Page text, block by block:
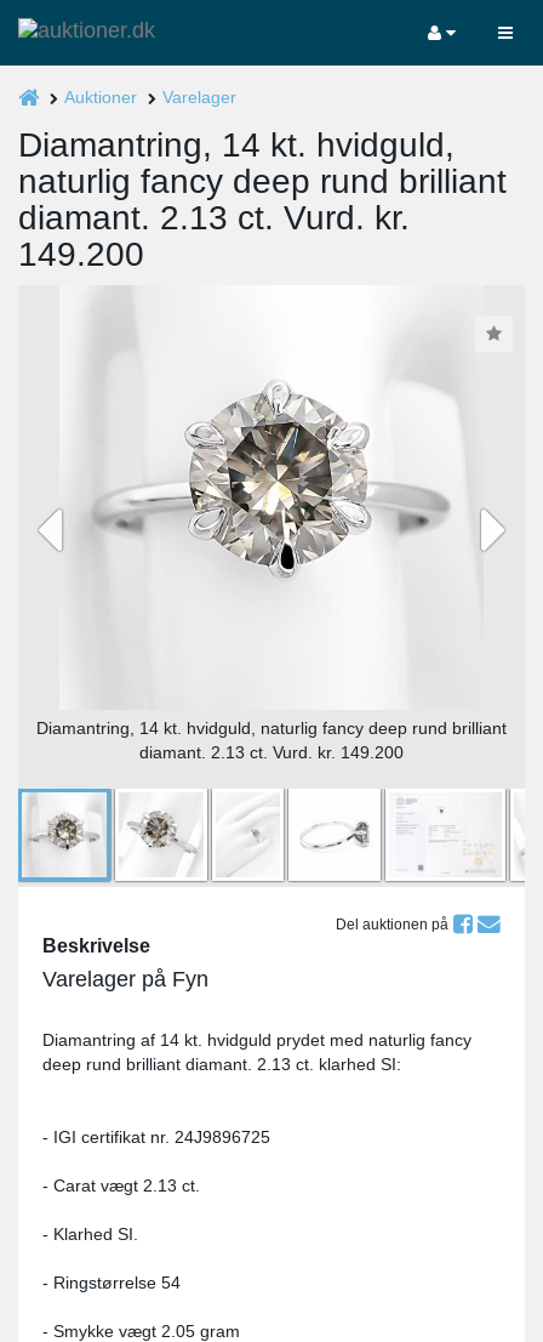
Auktioner Varelager
Diamantring, 14 kt. hvidguld,
naturlig fancy deep rund brilliant
diamant. 2.13 ct. Vurd. kr.
149.200
Diamantring, 14 kt. hvidguld, naturlig fancy deep rund brilliant
diamant. 2.13 ct. Vurd. kr. 149.200
Del auktionen på
Beskrivelse
Varelager på Fyn
Diamantring af 14 kt. hvidguld prydet med naturlig fancy
deep rund brilliant diamant. 2.13 ct. klarhed SI:
- IGI certifikat nr. 24J9896725
- Carat vægt 2.13 ct.
- Klarhed SI.
- Ringstørrelse 54
- Smykke vægt 2.05 gram